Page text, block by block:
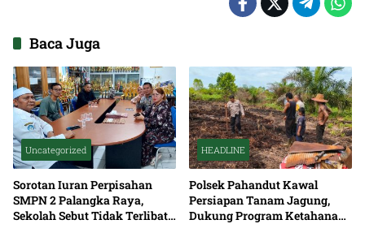
Baca Juga
Uncategorized
Sorotan Iuran Perpisahan
SMPN 2 Palangka Raya,
Sekolah Sebut Tidak Terlibat
HEADLINE
Polsek Pahandut Kawal
Persiapan Tanam Jagung,
Dukung Program Ketahanan